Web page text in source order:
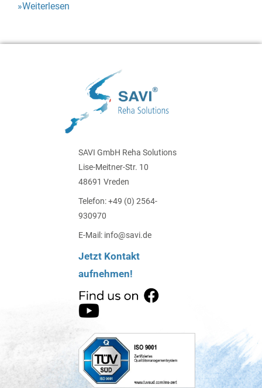
»Weiterlesen
SAVI GmbH Reha Solutions
Lise-Meitner-Str. 10
48691 Vreden
Telefon: +49 (0) 2564-
930970
E-Mail: info@savi.de
Jetzt Kontakt
aufnehmen!